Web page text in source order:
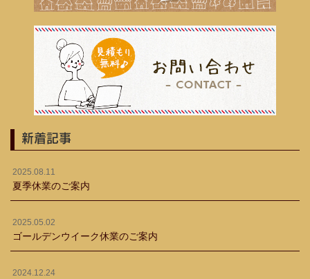
新着記事
2025.08.11
夏季休業のご案内
2025.05.02
ゴールデンウイーク休業のご案内
2024.12.24